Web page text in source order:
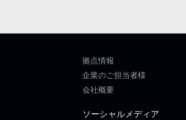
拠点情報
企業のご担当者様
会社概要
ソーシャルメディア